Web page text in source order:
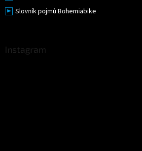
Slovník pojmů Bohemiabike
Instagram